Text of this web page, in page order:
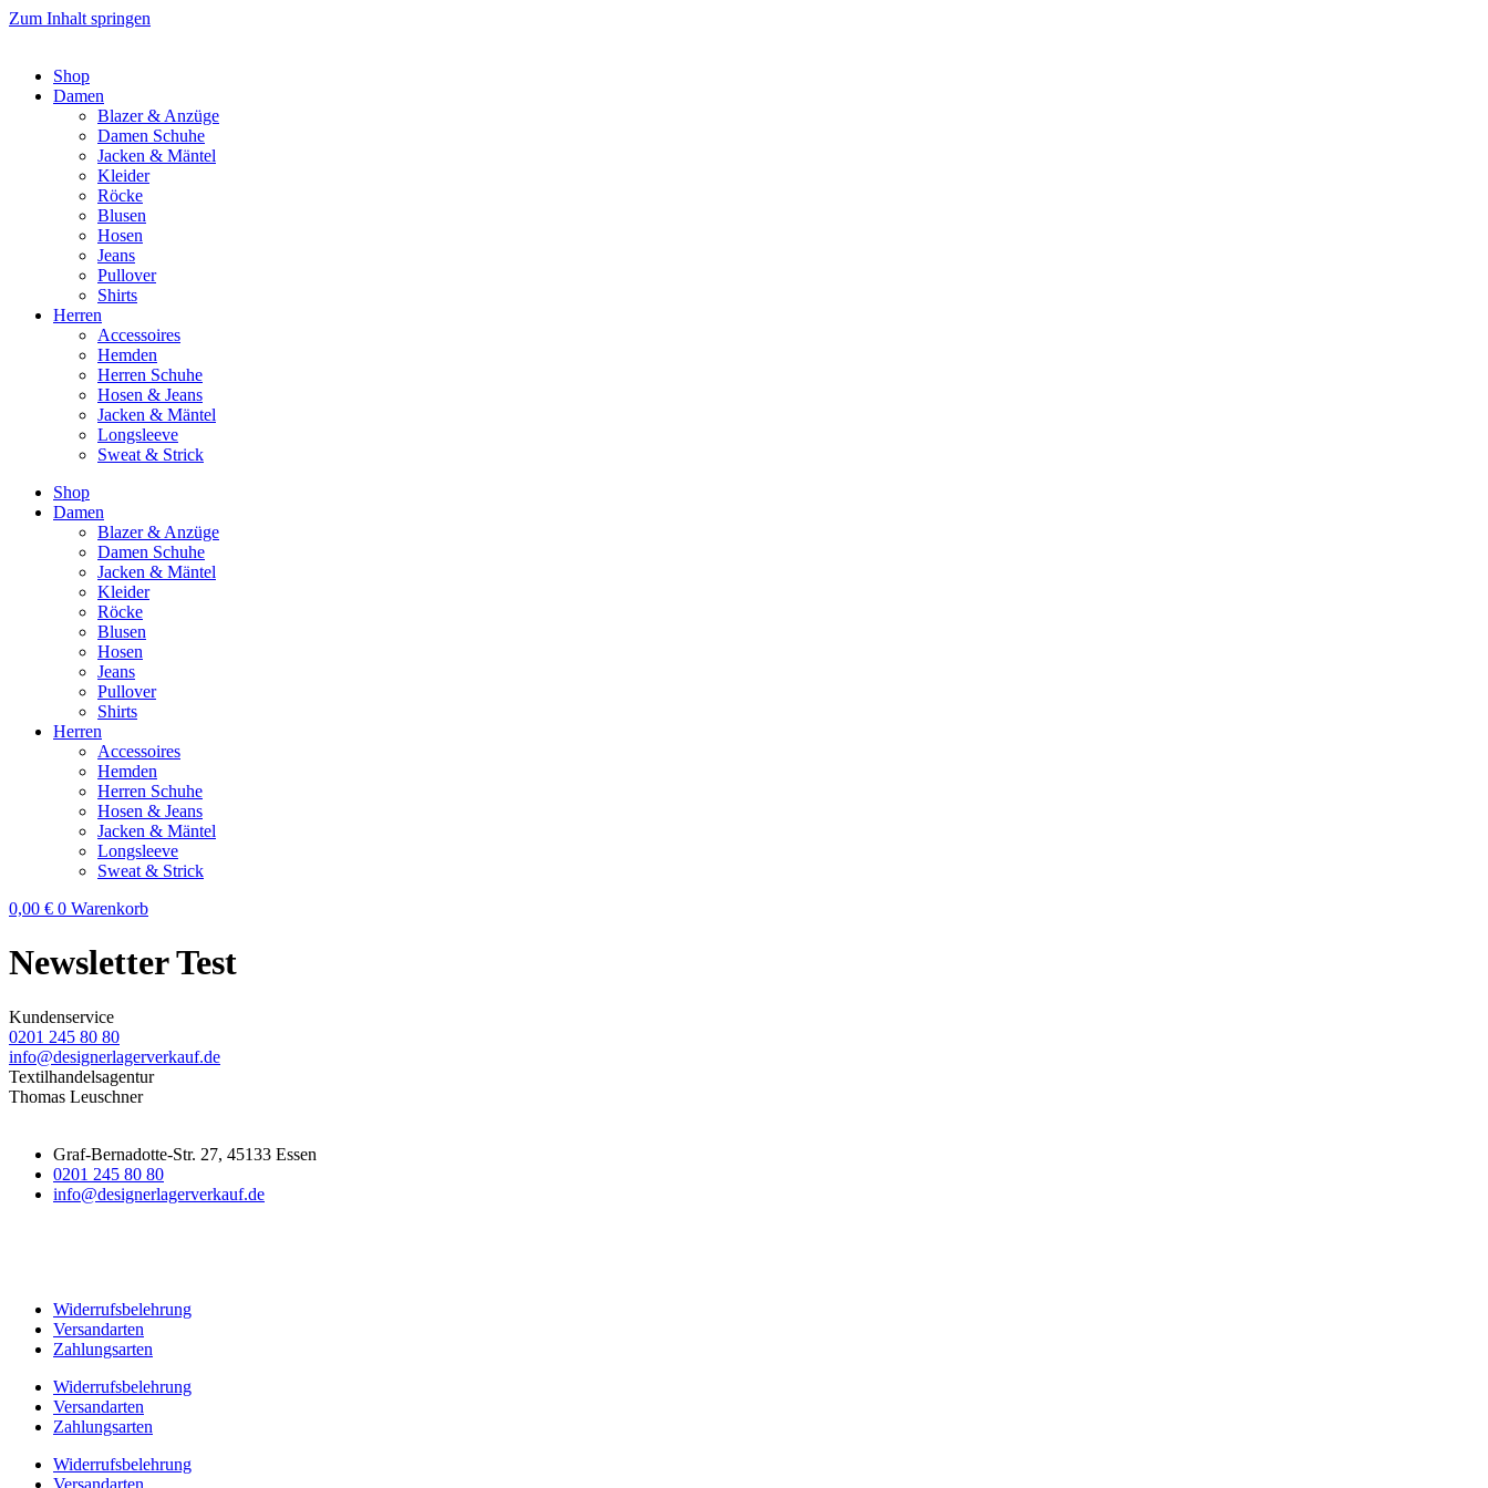
Zum Inhalt springen
Shop
Damen
Blazer & Anzüge
Damen Schuhe
Jacken & Mäntel
Kleider
Röcke
Blusen
Hosen
Jeans
Pullover
Shirts
Herren
Accessoires
Hemden
Herren Schuhe
Hosen & Jeans
Jacken & Mäntel
Longsleeve
Sweat & Strick
Shop
Damen
Blazer & Anzüge
Damen Schuhe
Jacken & Mäntel
Kleider
Röcke
Blusen
Hosen
Jeans
Pullover
Shirts
Herren
Accessoires
Hemden
Herren Schuhe
Hosen & Jeans
Jacken & Mäntel
Longsleeve
Sweat & Strick
0,00 € 0 Warenkorb
Newsletter Test
Kundenservice
0201 245 80 80
info@designerlagerverkauf.de
Textilhandelsagentur
Thomas Leuschner
Graf-Bernadotte-Str. 27, 45133 Essen
0201 245 80 80
info@designerlagerverkauf.de
Widerrufsbelehrung
Versandarten
Zahlungsarten
Widerrufsbelehrung
Versandarten
Zahlungsarten
Widerrufsbelehrung
Versandarten